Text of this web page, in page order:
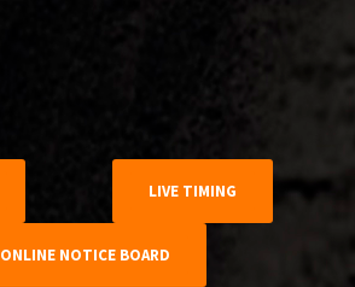
LIVE TIMING
ONLINE NOTICE BOARD